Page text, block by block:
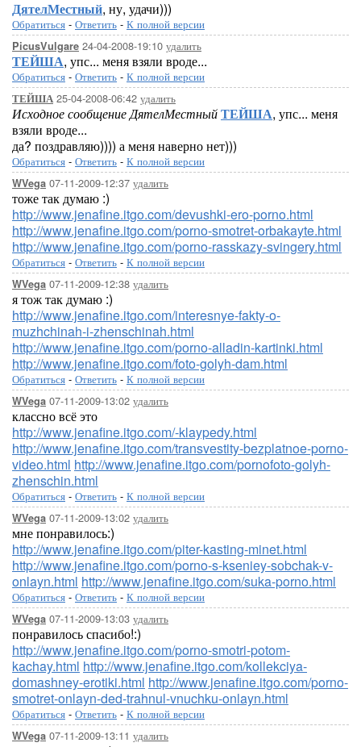
ДятелМестный, ну, удачи)))
Обратиться - Ответить - К полной версии
PicusVulgare 24-04-2008-19:10 удалить
ТЕЙША, упс... меня взяли вроде...
Обратиться - Ответить - К полной версии
ТЕЙША 25-04-2008-06:42 удалить
Исходное сообщение ДятелМестныйТЕЙША, упс... меня
взяли вроде...
да? поздравляю)))) а меня наверно нет)))
Обратиться - Ответить - К полной версии
WVega 07-11-2009-12:37 удалить
тоже так думаю :)
http://www.jenafine.itgo.com/devushki-ero-porno.html
http://www.jenafine.itgo.com/porno-smotret-orbakayte.html
http://www.jenafine.itgo.com/porno-rasskazy-svingery.html
Обратиться - Ответить - К полной версии
WVega 07-11-2009-12:38 удалить
я тож так думаю :)
http://www.jenafine.itgo.com/interesnye-fakty-o-
muzhchinah-i-zhenschinah.html
http://www.jenafine.itgo.com/porno-alladin-kartinki.html
http://www.jenafine.itgo.com/foto-golyh-dam.html
Обратиться - Ответить - К полной версии
WVega 07-11-2009-13:02 удалить
классно всё это
http://www.jenafine.itgo.com/-klaypedy.html
http://www.jenafine.itgo.com/transvestity-bezplatnoe-porno-
video.html http://www.jenafine.itgo.com/pornofoto-golyh-
zhenschin.html
Обратиться - Ответить - К полной версии
WVega 07-11-2009-13:02 удалить
мне понравилось:)
http://www.jenafine.itgo.com/piter-kasting-minet.html
http://www.jenafine.itgo.com/porno-s-kseniey-sobchak-v-
onlayn.html http://www.jenafine.itgo.com/suka-porno.html
Обратиться - Ответить - К полной версии
WVega 07-11-2009-13:03 удалить
понравилось спасибо!:)
http://www.jenafine.itgo.com/porno-smotri-potom-
kachay.html http://www.jenafine.itgo.com/kollekciya-
domashney-erotiki.html http://www.jenafine.itgo.com/porno-
smotret-onlayn-ded-trahnul-vnuchku-onlayn.html
Обратиться - Ответить - К полной версии
WVega 07-11-2009-13:11 удалить